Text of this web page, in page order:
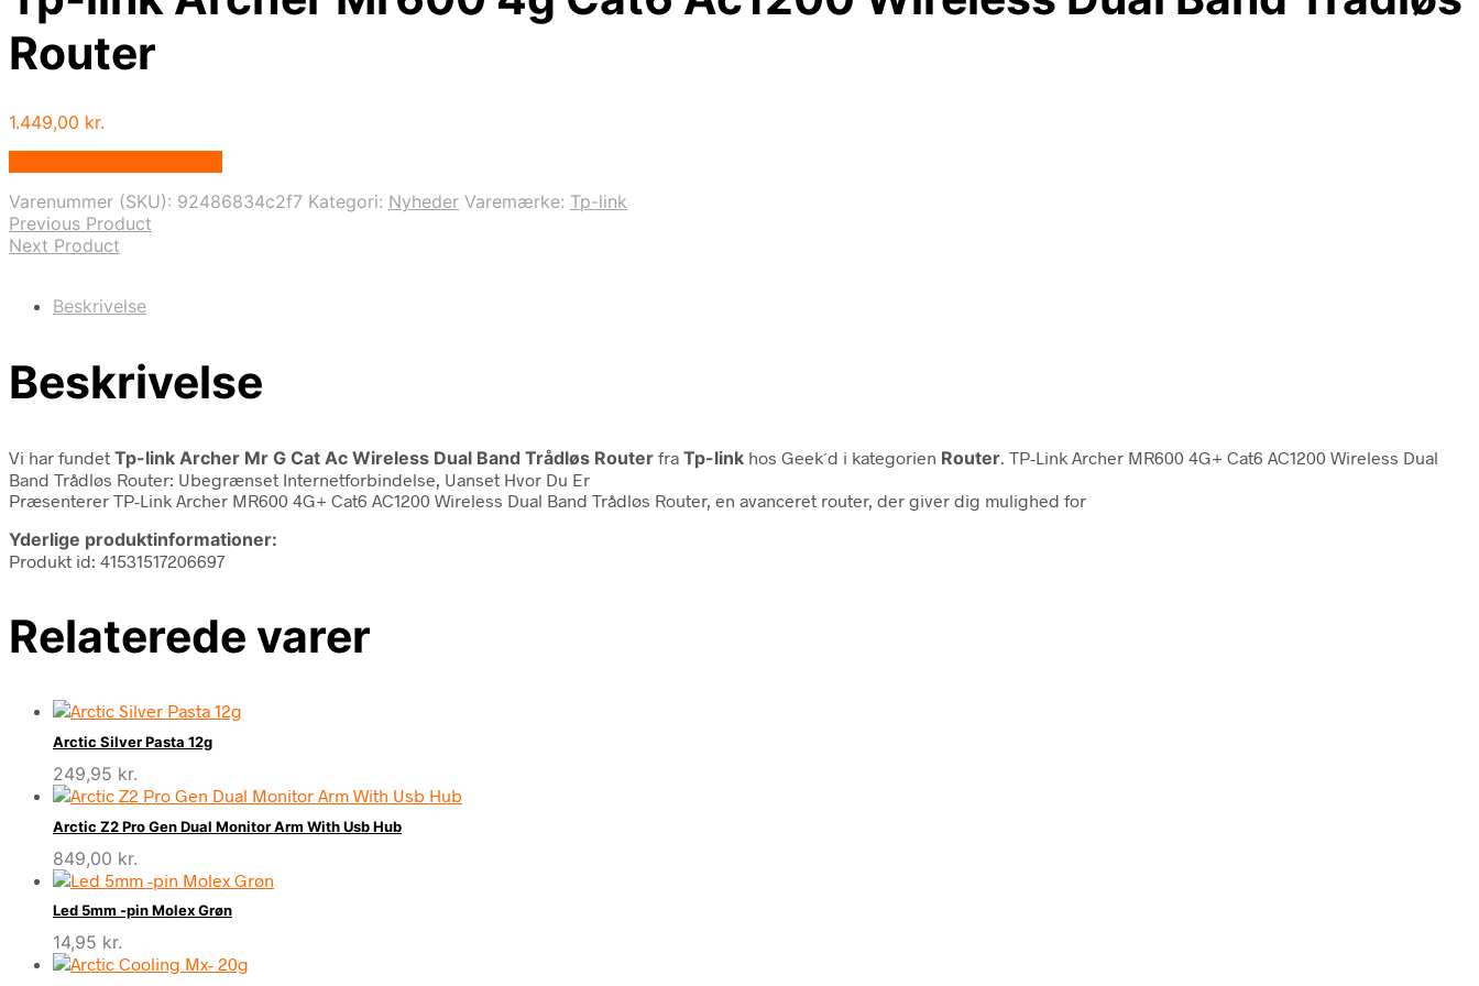
Router
1.449,00 kr.
Varenummer (SKU): 92486834c2f7 Kategori: Nyheder Varemærke: Tp-link
Previous Product
Next Product
Beskrivelse
Beskrivelse
Vi har fundet Tp-link Archer Mr G Cat Ac Wireless Dual Band Trådløs Router fra Tp-link hos Geek´d i kategorien Router . TP-Link Archer MR600 4G+ Cat6 AC1200 Wireless Dual
Band Trådløs Router: Ubegrænset Internetforbindelse, Uanset Hvor Du Er
Præsenterer TP-Link Archer MR600 4G+ Cat6 AC1200 Wireless Dual Band Trådløs Router, en avanceret router, der giver dig mulighed for
Yderlige produktinformationer:
Produkt id: 41531517206697
Relaterede varer
Arctic Silver Pasta 12g
249,95 kr.
Arctic Z2 Pro Gen Dual Monitor Arm With Usb Hub
849,00 kr.
Led 5mm -pin Molex Grøn
14,95 kr.